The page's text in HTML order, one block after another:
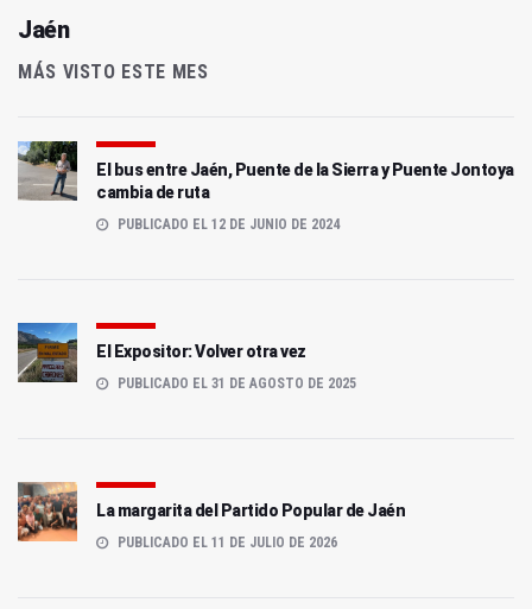
Jaén
MÁS VISTO ESTE MES
El bus entre Jaén, Puente de la Sierra y Puente Jontoya
cambia de ruta
PUBLICADO EL 12 DE JUNIO DE 2024
El Expositor: Volver otra vez
PUBLICADO EL 31 DE AGOSTO DE 2025
La margarita del Partido Popular de Jaén
PUBLICADO EL 11 DE JULIO DE 2026